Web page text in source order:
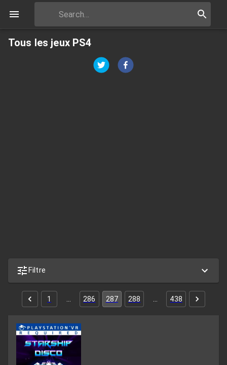
Tous les jeux PS4
Filtre
1 286 287 288 438